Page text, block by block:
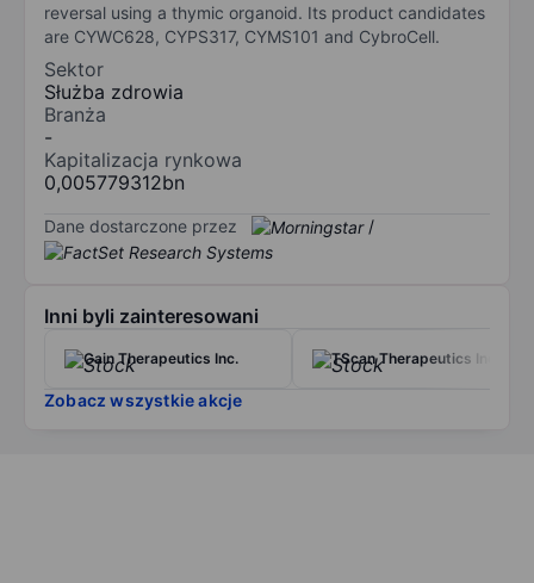
reversal using a thymic organoid. Its product candidates
are CYWC628, CYPS317, CYMS101 and CybroCell.
Sektor
Służba zdrowia
Branża
-
Kapitalizacja rynkowa
0,005779312bn
Dane dostarczone przez /
Inni byli zainteresowani
Gain Therapeutics Inc. TScan Therapeutics Inc.
Zobacz wszystkie akcje